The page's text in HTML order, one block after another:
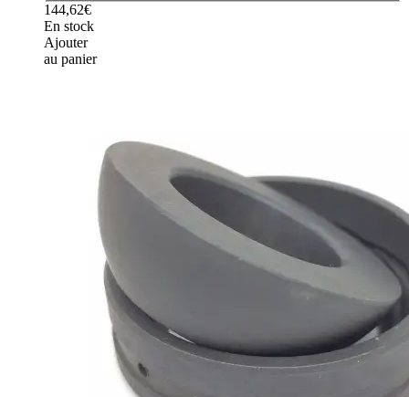
144,62€
En stock
Ajouter
au panier